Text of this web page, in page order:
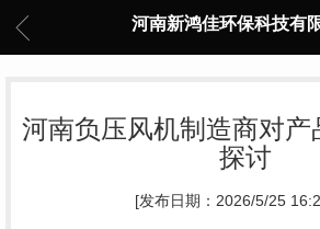
河南新鸿佳环保科技有
河南负压风机制造商对产
探讨
[发布日期：2026/5/25